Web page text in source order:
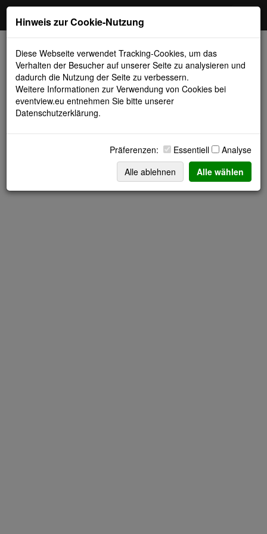
Hinweis zur Cookie-Nutzung
Diese Webseite verwendet Tracking-Cookies, um das
Verhalten der Besucher auf unserer Seite zu analysieren und
dadurch die Nutzung der Seite zu verbessern.
Weitere Informationen zur Verwendung von Cookies bei
eventview.eu entnehmen Sie bitte unserer
Datenschutzerklärung.
Präferenzen: Essentiell
Analyse
Alle ablehnen
Alle wählen
Bitte Passwort eingeben:
Impressum| Like uns auf Facebook|
JavaScript muss aktiviert sein!